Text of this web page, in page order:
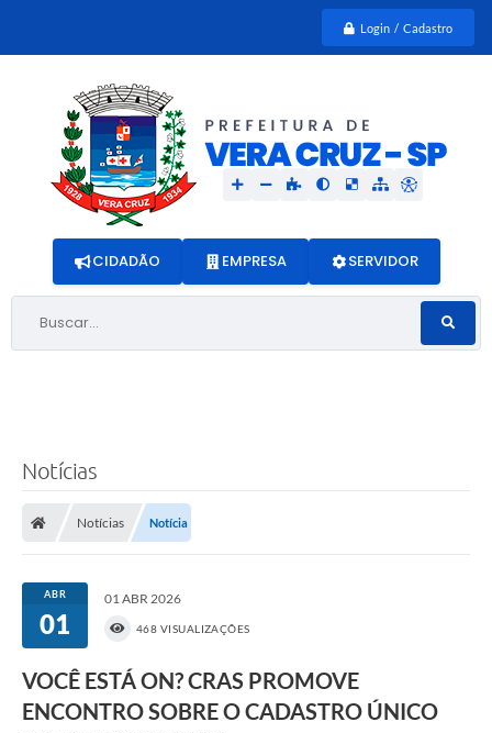
Login / Cadastro
Buscar...
CIDADÃO EMPRESA SERVIDOR
Notícias
Notícias Notícia
ABR
01
01 ABR 2026
468 VISUALIZAÇÕES
VOCÊ ESTÁ ON? CRAS PROMOVE
ENCONTRO SOBRE O CADASTRO ÚNICO